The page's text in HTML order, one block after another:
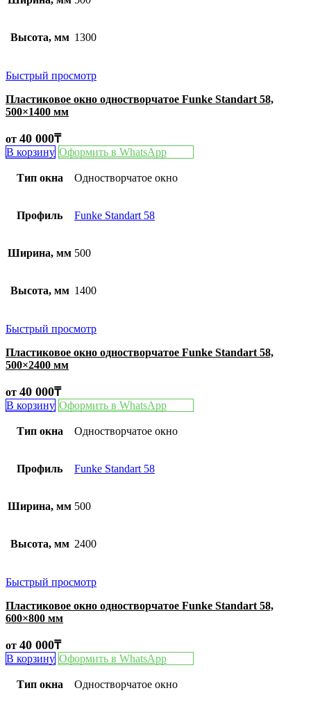
Высота, мм 1300
Быстрый просмотр
Пластиковое окно одностворчатое Funke Standart 58,
500×1400 мм
от 40 000₸
В корзину Оформить в WhatsApp
Тип окна Одностворчатое окно
Профиль Funke Standart 58
Ширина, мм 500
Высота, мм 1400
Быстрый просмотр
Пластиковое окно одностворчатое Funke Standart 58,
500×2400 мм
от 40 000₸
В корзину Оформить в WhatsApp
Тип окна Одностворчатое окно
Профиль Funke Standart 58
Ширина, мм 500
Высота, мм 2400
Быстрый просмотр
Пластиковое окно одностворчатое Funke Standart 58,
600×800 мм
от 40 000₸
В корзину Оформить в WhatsApp
Тип окна Одностворчатое окно